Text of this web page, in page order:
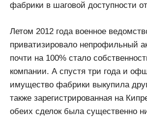
фабрики в шаговой доступности
Летом 2012 года военное
приватизировало непрофильный
почти на 100% стало
компании. А спустя три года и
имущество фабрики выкупила
также зарегистрированная на
обеих сделок была существенно